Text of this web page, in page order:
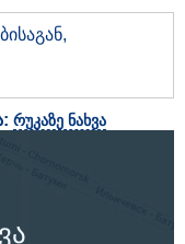
რუკაზე ნახვა